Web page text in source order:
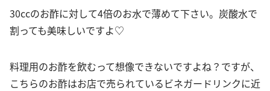
30ccのお酢に対して4倍のお水で薄めて下さい。炭酸水で
割っても美味しいですよ♡
料理用のお酢を飲むって想像できないですよね？ですが、
こちらのお酢はお店で売られているビネガードリンクに近